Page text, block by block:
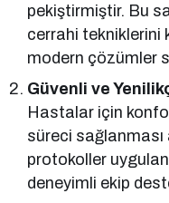
pekiştirmiştir. Bu
cerrahi tekniklerini
modern çözümler
Güvenli ve
Hastalar için
süreci sağlanması
protokoller
deneyimli ekip